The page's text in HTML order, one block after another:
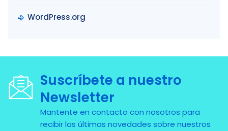
WordPress.org
Suscríbete a nuestro
Newsletter
Mantente en contacto con nosotros para
recibir las últimas novedades sobre nuestros